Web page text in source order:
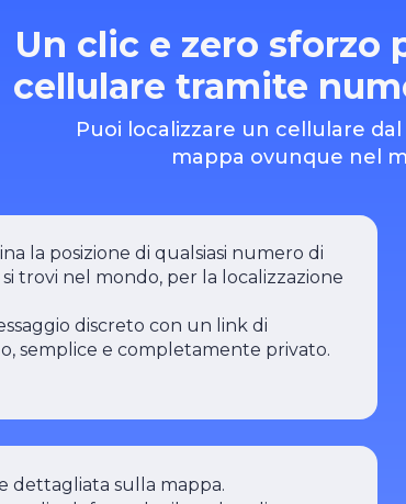
Un clic e zero sforzo
cellulare tramite
Puoi localizzare un cellulare
mappa ovunque nel
la posizione di qualsiasi numero di
trovi nel mondo, per la localizzazione
discreto con un link di
semplice e completamente privato.
dettagliata sulla mappa.